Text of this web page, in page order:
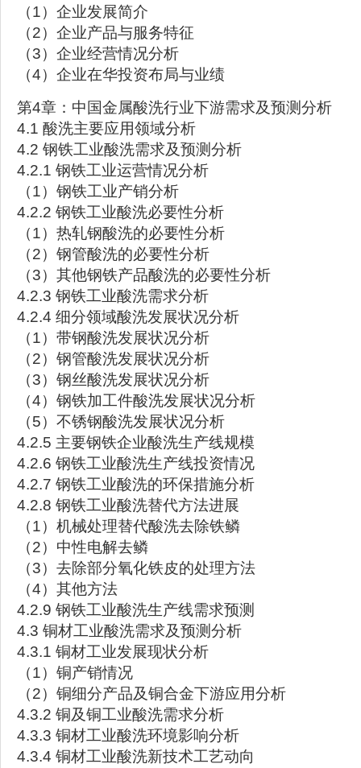
（1）企业发展简介
（2）企业产品与服务特征
（3）企业经营情况分析
（4）企业在华投资布局与业绩
第4章：中国金属酸洗行业下游需求及预测分析
4.1 酸洗主要应用领域分析
4.2 钢铁工业酸洗需求及预测分析
4.2.1 钢铁工业运营情况分析
（1）钢铁工业产销分析
4.2.2 钢铁工业酸洗必要性分析
（1）热轧钢酸洗的必要性分析
（2）钢管酸洗的必要性分析
（3）其他钢铁产品酸洗的必要性分析
4.2.3 钢铁工业酸洗需求分析
4.2.4 细分领域酸洗发展状况分析
（1）带钢酸洗发展状况分析
（2）钢管酸洗发展状况分析
（3）钢丝酸洗发展状况分析
（4）钢铁加工件酸洗发展状况分析
（5）不锈钢酸洗发展状况分析
4.2.5 主要钢铁企业酸洗生产线规模
4.2.6 钢铁工业酸洗生产线投资情况
4.2.7 钢铁工业酸洗的环保措施分析
4.2.8 钢铁工业酸洗替代方法进展
（1）机械处理替代酸洗去除铁鳞
（2）中性电解去鳞
（3）去除部分氧化铁皮的处理方法
（4）其他方法
4.2.9 钢铁工业酸洗生产线需求预测
4.3 铜材工业酸洗需求及预测分析
4.3.1 铜材工业发展现状分析
（1）铜产销情况
（2）铜细分产品及铜合金下游应用分析
4.3.2 铜及铜工业酸洗需求分析
4.3.3 铜材工业酸洗环境影响分析
4.3.4 铜材工业酸洗新技术工艺动向